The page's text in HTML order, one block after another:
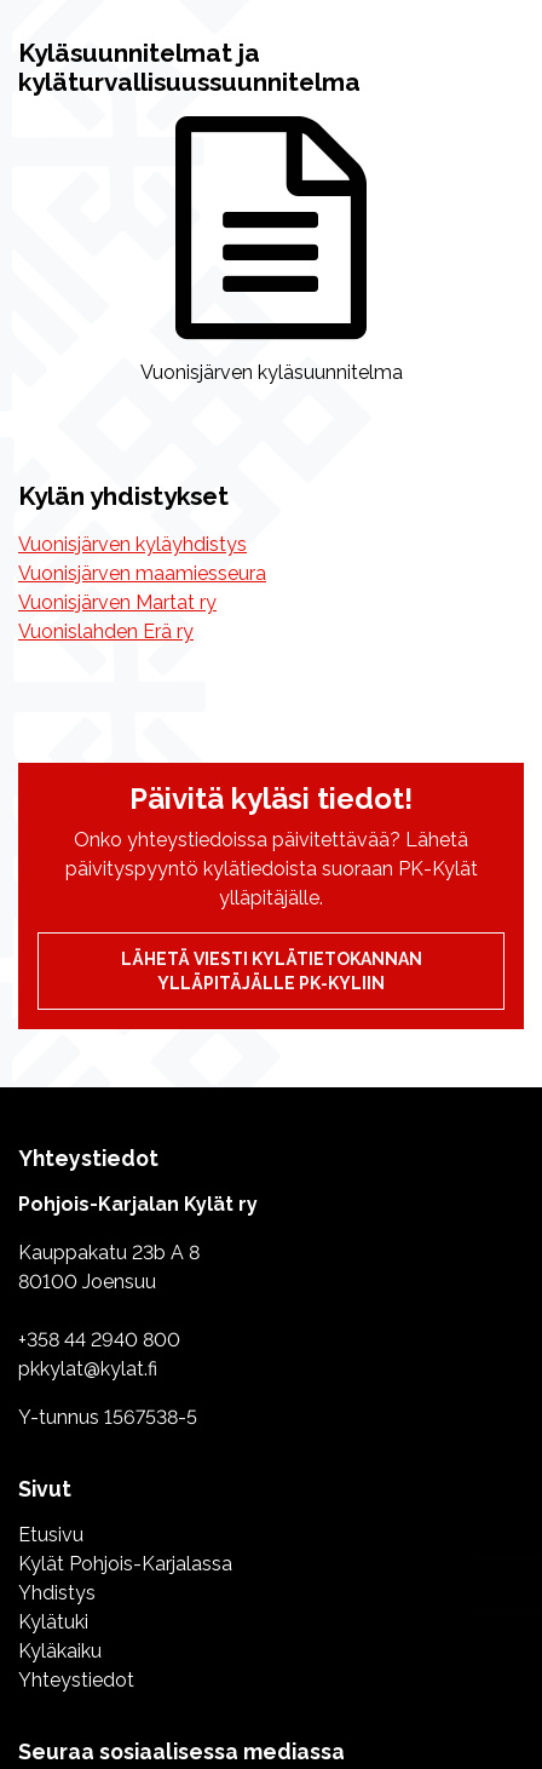
Kyläsuunnitelmat ja
kyläturvallisuussuunnitelma
Vuonisjärven kyläsuunnitelma
Kylän yhdistykset
Vuonisjärven kyläyhdistys
Vuonisjärven maamiesseura
Vuonisjärven Martat ry
Vuonislahden Erä ry
Päivitä kyläsi tiedot!
Onko yhteystiedoissa päivitettävää? Lähetä
päivityspyyntö kylätiedoista suoraan PK-Kylät
ylläpitäjälle.
LÄHETÄ VIESTI KYLÄTIETOKANNAN
YLLÄPITÄJÄLLE PK-KYLIIN
Yhteystiedot
Pohjois-Karjalan Kylät ry
Kauppakatu 23b A 8
80100 Joensuu
+358 44 2940 800
pkkylat@kylat.fi
Y-tunnus 1567538-5
Sivut
Etusivu
Kylät Pohjois-Karjalassa
Yhdistys
Kylätuki
Kyläkaiku
Yhteystiedot
Seuraa sosiaalisessa mediassa